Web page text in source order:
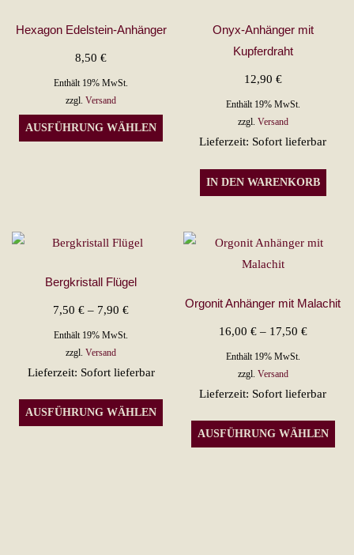
Hexagon Edelstein-Anhänger
8,50€
Enthält 19% MwSt.
zzgl.Versand
AUSFÜHRUNG WÄHLEN
Dieses
Produkt
werden
Onyx-Anhänger mit
Kupferdraht
12,90 €
Enthält 19% MwSt.
zzgl. Versand
Lieferzeit: Sofort lieferbar
IN DEN WARENKORB
Bergkristall Flügel
7,50€ – 7,90€Preisspanne:
7,90 €
Enthält 19% MwSt.
zzgl.Versand
Lieferzeit: Sofort lieferbar
AUSFÜHRUNG WÄHLEN
Produkt
Orgonit Anhänger mit Malachit
16,00 € – 17,50 €
17,50 €
Enthält 19% MwSt.
zzgl. Versand
Lieferzeit: Sofort lieferbar
AUSFÜHRUNG WÄHLEN